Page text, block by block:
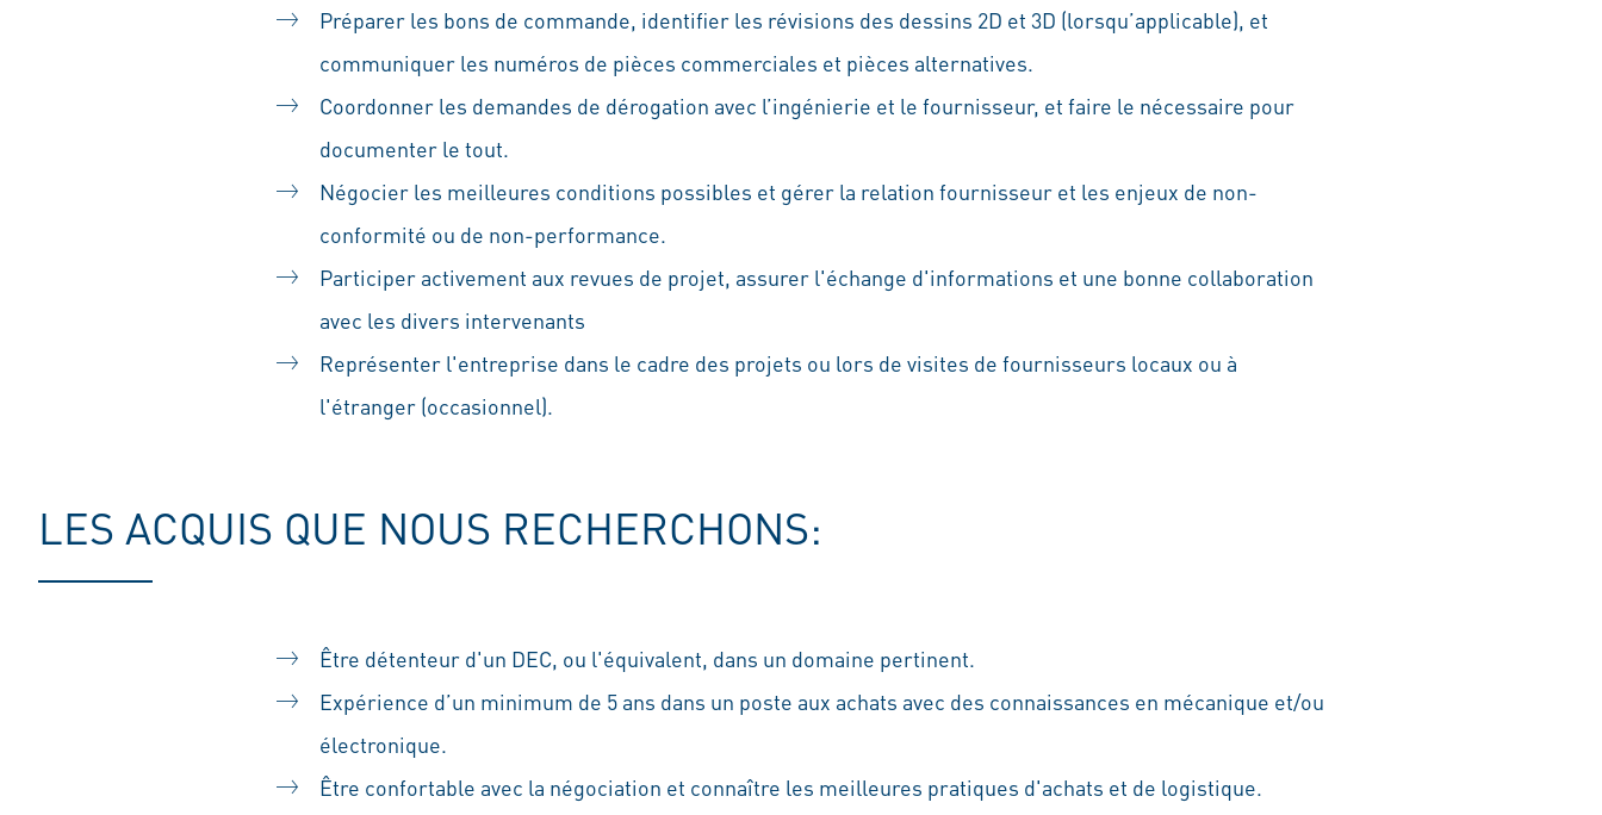
Préparer les bons de commande, identifier les révisions des dessins 2D et 3D (lorsqu’applicable), et
communiquer les numéros de pièces commerciales et pièces alternatives.
Coordonner les demandes de dérogation avec l’ingénierie et le fournisseur, et faire le nécessaire pour
documenter le tout.
Négocier les meilleures conditions possibles et gérer la relation fournisseur et les enjeux de non-
conformité ou de non-performance.
Participer activement aux revues de projet, assurer l'échange d'informations et une bonne collaboration
avec les divers intervenants
Représenter l'entreprise dans le cadre des projets ou lors de visites de fournisseurs locaux ou à
l'étranger (occasionnel).
LES ACQUIS QUE NOUS RECHERCHONS:
Être détenteur d'un DEC, ou l'équivalent, dans un domaine pertinent.
Expérience d’un minimum de 5 ans dans un poste aux achats avec des connaissances en mécanique et/ou
électronique.
Être confortable avec la négociation et connaître les meilleures pratiques d'achats et de logistique.